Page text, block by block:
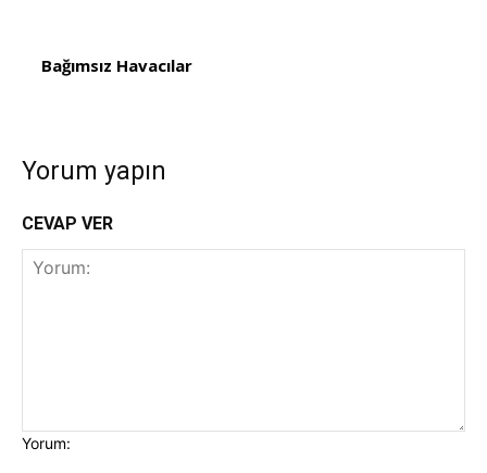
Bağımsız Havacılar
Yorum yapın
CEVAP VER
Yorum: